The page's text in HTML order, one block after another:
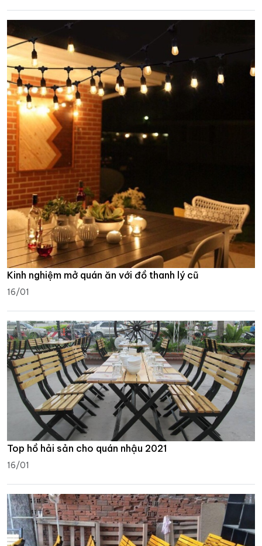
Kinh nghiệm mở quán ăn với đồ thanh lý cũ
16/01
Top hồ hải sản cho quán nhậu 2021
16/01